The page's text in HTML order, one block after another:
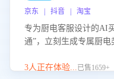
京东 | 抖音 | 淘宝
专为厨电客服设计的AI
通”，立刻生成专属厨
实场景应对技巧！
3人正在体验...已售1659+